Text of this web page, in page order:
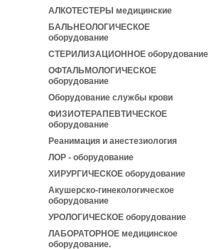
АЛКОТЕСТЕРЫ медицинские
БАЛЬНЕОЛОГИЧЕСКОЕ
оборудование
СТЕРИЛИЗАЦИОННОЕ оборудование
ОФТАЛЬМОЛОГИЧЕСКОЕ
оборудование
Оборудование службы крови
ФИЗИОТЕРАПЕВТИЧЕСКОЕ
оборудование
Реанимация и анестезиология
ЛОР - оборудование
ХИРУРГИЧЕСКОЕ оборудование
Акушерско-гинекологическое
оборудование
УРОЛОГИЧЕСКОЕ оборудование
ЛАБОРАТОРНОЕ медицинское
оборудование.